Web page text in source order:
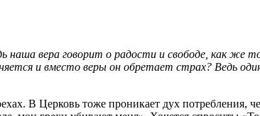
вера говорит о радости и свободе, как же
и вместо веры он обретает страх? Ведь
В Церковь тоже проникает дух потребления,